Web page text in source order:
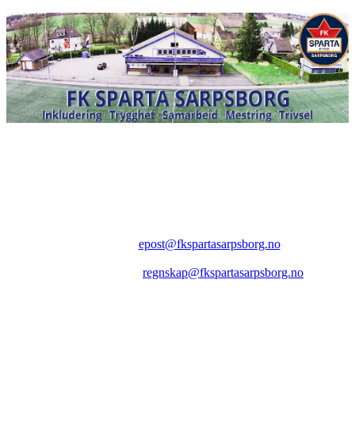
epost@fkspartasarpsborg.no
regnskap@fkspartasarpsborg.no